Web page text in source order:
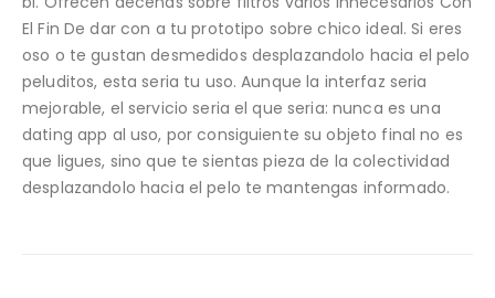
El Fin De dar con a tu prototipo sobre chico ideal. Si eres
oso o te gustan desmedidos desplazandolo hacia el pelo
peluditos, esta seri­a tu uso. Aunque la interfaz seri­a
mejorable, el servicio seri­a el que seri­a: nunca es una
dating app al uso, por consiguiente su objeto final no es
que ligues, sino que te sientas pieza de la colectividad
desplazandolo hacia el pelo te mantengas informado.